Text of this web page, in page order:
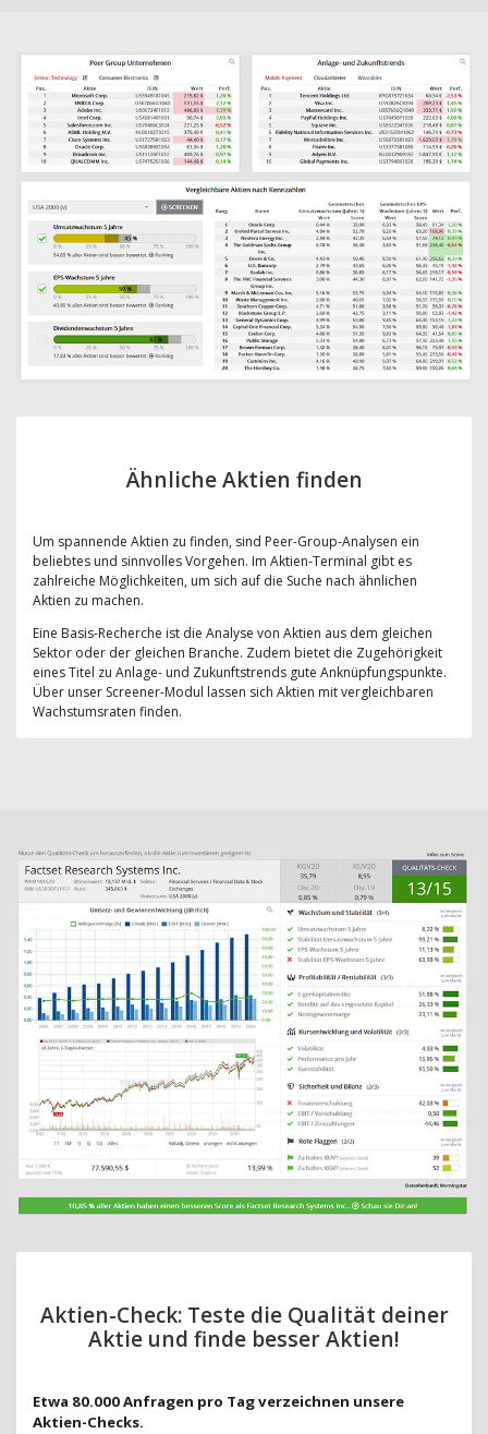
Ähnliche Aktien finden
Um spannende Aktien zu finden, sind Peer-Group-Analysen ein
beliebtes und sinnvolles Vorgehen. Im Aktien-Terminal gibt es
zahlreiche Möglichkeiten, um sich auf die Suche nach ähnlichen
Aktien zu machen.
Eine Basis-Recherche ist die Analyse von Aktien aus dem gleichen
Sektor oder der gleichen Branche. Zudem bietet die Zugehörigkeit
eines Titel zu Anlage- und Zukunftstrends gute Anknüpfungspunkte.
Über unser Screener-Modul lassen sich Aktien mit vergleichbaren
Wachstumsraten finden.
Aktien-Check: Teste die Qualität deiner
Aktie und finde besser Aktien!
Etwa 80.000 Anfragen pro Tag verzeichnen unsere
Aktien-Checks.